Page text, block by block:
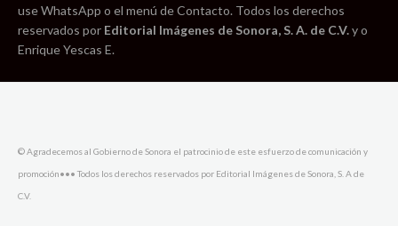
use WhatsApp o el menú de Contacto. Todos los derechos
reservados por Editorial Imágenes de Sonora, S. A. de C.V.y o
Enrique Yescas E.
© Agradecemos al Gobierno de Sonora el patrocinio de este esfuerzo de comunicación y
promoción••• Todos los derechos reservados por Editorial Imágenes de Sonora, S. A de
C.V.